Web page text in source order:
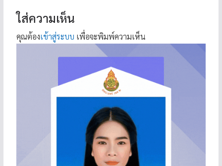
ใส่ความเห็น
คุณต้องเข้าสู่ระบบ เพื่อจะพิมพ์ความเห็น